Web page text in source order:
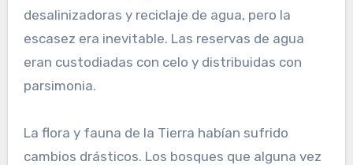
desalinizadoras y reciclaje de agua, pero la
escasez era inevitable. Las reservas de agua
eran custodiadas con celo y distribuidas con
parsimonia.
La flora y fauna de la Tierra habían sufrido
cambios drásticos. Los bosques que alguna vez